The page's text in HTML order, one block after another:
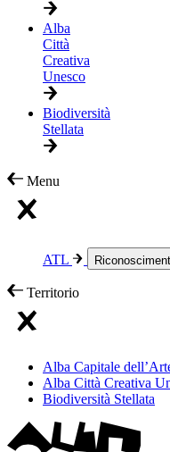
Alba
Città
Creativa
Unesco
Biodiversità
Stellata
Menu
ATL
Territorio
Alba Capitale
Alba Città Creativa
Biodiversità Stellata